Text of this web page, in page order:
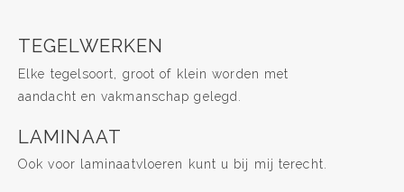
TEGELWERKEN
Elke tegelsoort, groot of klein worden met
aandacht en vakmanschap gelegd.
LAMINAAT
Ook voor laminaatvloeren kunt u bij mij terecht.